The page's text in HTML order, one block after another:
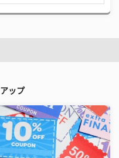
ップ